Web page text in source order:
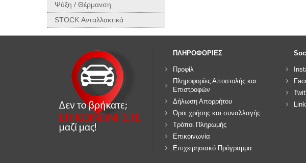
Ψύξη / Θέρμανση
STOCK Ανταλλακτικά
ΠΛΗΡΟΦΟΡΙΕΣ
Προφίλ
Πληροφορίες Αποστολής και
Επιστροφών
Δήλωση Απορρήτου
Όροι χρήσης και συναλλαγής
Τρόποι Πληρωμής
Επικοινωνία
Επιχειρησιακό Πρόγραμμα